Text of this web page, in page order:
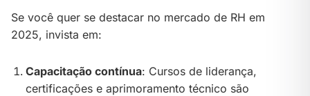
Se você quer se destacar no mercado de RH em
2025, invista em:
Capacitação contínua: Cursos de liderança,
certificações e aprimoramento técnico são